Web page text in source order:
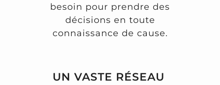
besoin pour prendre des
décisions en toute
connaissance de cause.
UN VASTE RÉSEAU